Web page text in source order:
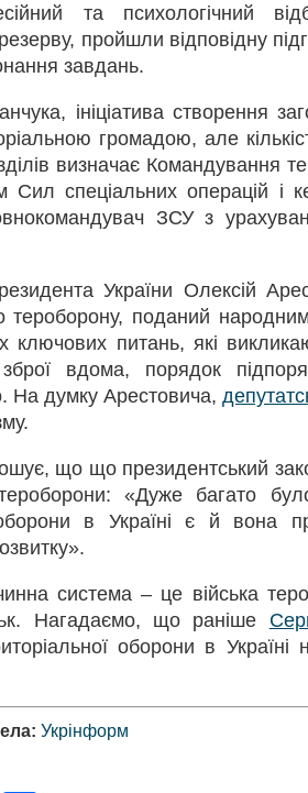
та психологічний
пройшли відповідну
завдань.
ініціатива створення
громадою, але
визначає Командування
спеціальних операцій і
ЗСУ з
України Олексій
тероборону, поданий
ключових питань, які
вдома, порядок
На думку Арестовича,
що що президентський
«Дуже багато
оборони в Україні є й вона
система – це війська
Нагадаємо, що раніше
оборони в
Укрінформ